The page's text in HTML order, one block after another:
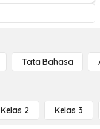
Tata Bahasa
Kelas 2 Kelas 3